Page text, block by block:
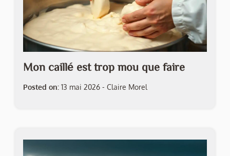
Mon caillé est trop mou que faire
Posted on: 13 mai 2026 - Claire Morel